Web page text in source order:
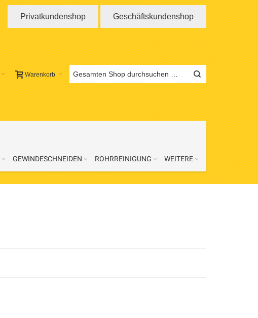
Privatkundenshop Geschäftskundenshop
Warenkorb
GEWINDESCHNEIDEN ROHRREINIGUNG WEITERE